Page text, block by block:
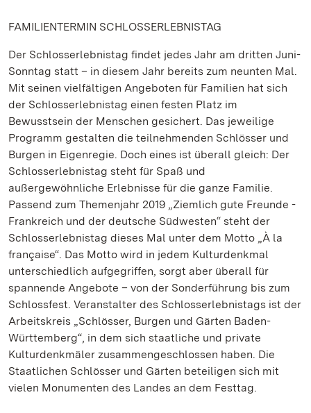
FAMILIENTERMIN SCHLOSSERLEBNISTAG
Der Schlosserlebnistag findet jedes Jahr am dritten Juni-
Sonntag statt – in diesem Jahr bereits zum neunten Mal.
Mit seinen vielfältigen Angeboten für Familien hat sich
der Schlosserlebnistag einen festen Platz im
Bewusstsein der Menschen gesichert. Das jeweilige
Programm gestalten die teilnehmenden Schlösser und
Burgen in Eigenregie. Doch eines ist überall gleich: Der
Schlosserlebnistag steht für Spaß und
außergewöhnliche Erlebnisse für die ganze Familie.
Passend zum Themenjahr 2019 „Ziemlich gute Freunde -
Frankreich und der deutsche Südwesten“ steht der
Schlosserlebnistag dieses Mal unter dem Motto „À la
française“. Das Motto wird in jedem Kulturdenkmal
unterschiedlich aufgegriffen, sorgt aber überall für
spannende Angebote – von der Sonderführung bis zum
Schlossfest. Veranstalter des Schlosserlebnistags ist der
Arbeitskreis „Schlösser, Burgen und Gärten Baden-
Württemberg“, in dem sich staatliche und private
Kulturdenkmäler zusammengeschlossen haben. Die
Staatlichen Schlösser und Gärten beteiligen sich mit
vielen Monumenten des Landes an dem Festtag.